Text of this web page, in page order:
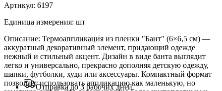
Артикул: 6197
Единица измерения: шт
Описание: Термоаппликация из пленки "Бант" (6×6,5 см) —
аккуратный декоративный элемент, придающий одежде
нежный и стильный акцент. Дизайн в виде банта выглядит
легко и универсально, прекрасно дополняя детскую одежду,
шапки, футболки, худи или аксессуары. Компактный формат
позволяет использовать аппликацию как маленькую, но
Отправка до 3 рабочих дней